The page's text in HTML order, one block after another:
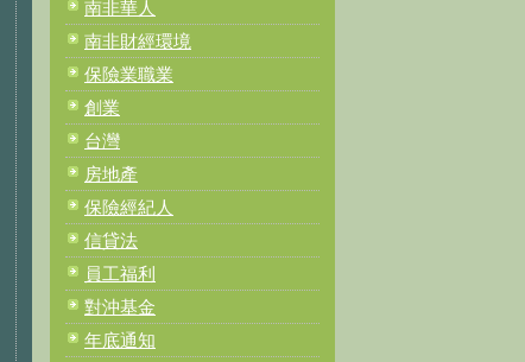
南非華人
南非財經環境
保險業職業
創業
台灣
房地產
保險經紀人
信貸法
員工福利
對沖基金
年底通知